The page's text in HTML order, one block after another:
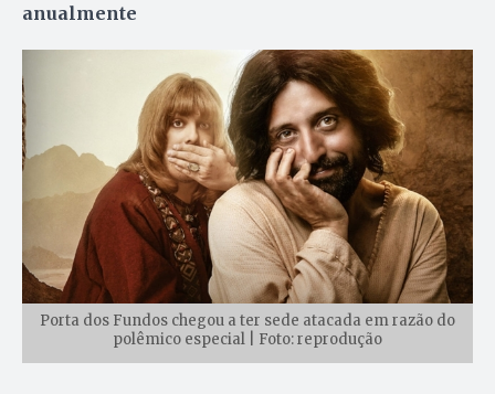
anualmente
Porta dos Fundos chegou a ter sede atacada em razão do
polêmico especial | Foto: reprodução